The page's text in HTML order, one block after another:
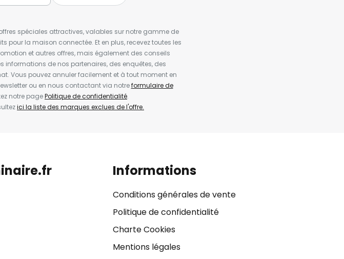
spéciales attractives, valables sur notre gamme de
pour la maison connectée. Et en plus, recevez toutes les
et autres offres, mais également des conseils
de nos partenaires, des enquêtes, des
Vous pouvez annuler facilement et à tout moment en
ou en nous contactant via notreformulaire de
notre pagePolitique de confidentialité.
ici la liste des marques exclues de l'offre.
Informations
Conditions générales de vente
Politique de confidentialité
Charte Cookies
Mentions légales